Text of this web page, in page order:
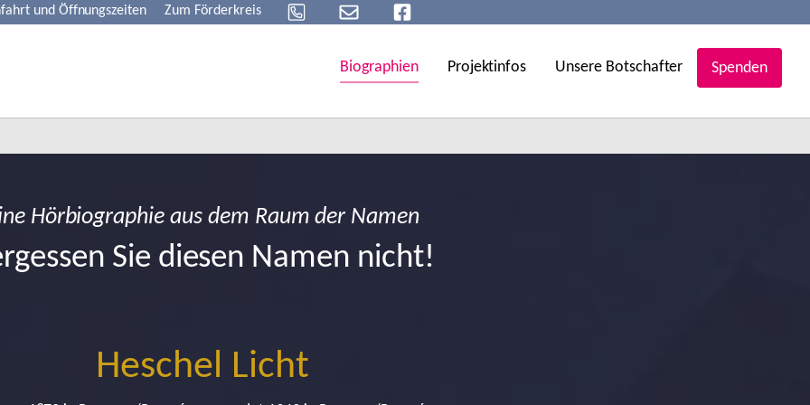
und Öffnungszeiten Zum Förderkreis
Biographien Projektinfos Unsere Botschafter Spenden
Hörbiographie aus dem Raum der Namen
Sie diesen Namen nicht!
Heschel Licht